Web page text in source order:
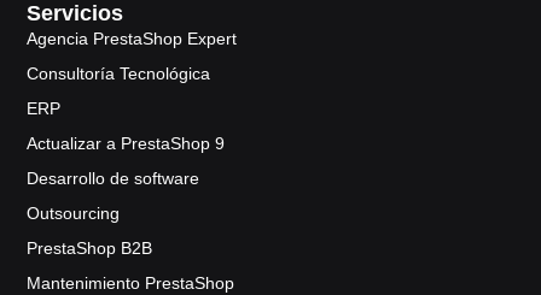
Servicios
Agencia PrestaShop Expert
Consultoría Tecnológica
ERP
Actualizar a PrestaShop 9
Desarrollo de software
Outsourcing
PrestaShop B2B
Mantenimiento PrestaShop